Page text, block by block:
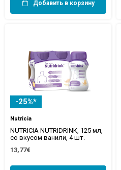
Добавить в корзину
-25%*
Nutricia
NUTRICIA NUTRIDRINK, 125 мл,
со вкусом ванили, 4 шт.
13,77€